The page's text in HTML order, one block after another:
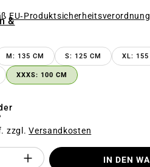
&
EU‑Produktsicherheitsverordnung
M: 135 CM S: 125 CM XL: 155
XXXS: 100 CM
zzgl.Versandkosten
des IN DEN